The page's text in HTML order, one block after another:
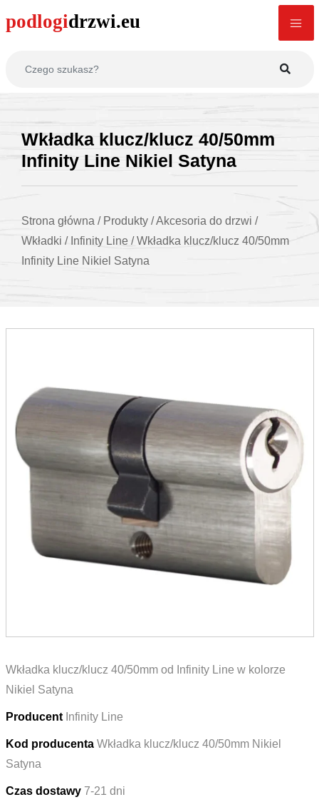
Wkładka klucz/klucz 40/50mm
Infinity Line Nikiel Satyna
Strona główna / Produkty /Akcesoria do drzwi /
Wkładki / Infinity Line /Wkładka klucz/klucz 40/50mm
Infinity Line Nikiel Satyna
Wkładka klucz/klucz 40/50mm od Infinity Line w kolorze
Nikiel Satyna
Producent Infinity Line
Kod producenta Wkładka klucz/klucz 40/50mm Nikiel
Satyna
Czas dostawy 7-21 dni